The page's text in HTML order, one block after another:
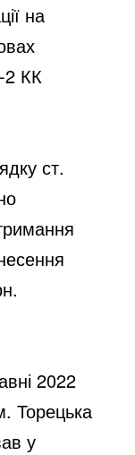
на
2 КК
ст.
2022
Торецька
у